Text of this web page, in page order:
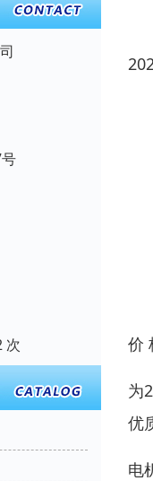
次 价
为
优
电